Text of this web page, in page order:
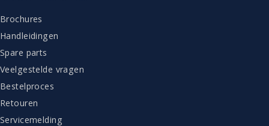
Brochures
Handleidingen
Spare parts
Veelgestelde vragen
Bestelproces
Retouren
Servicemelding